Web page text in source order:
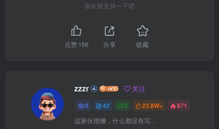
喜欢就支持一下吧
点赞156 分享 收藏
zzzr 关注
0 42 0 23.8W+ 871
这家伙很懒，什么都没有写...